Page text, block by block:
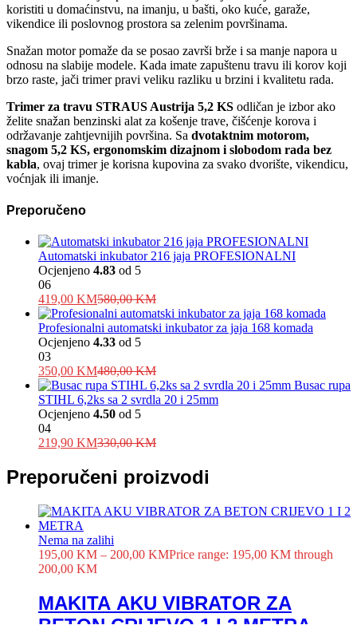
koristiti u domaćinstvu, na imanju, u bašti, oko kuće, garaže,
vikendice ili poslovnog prostora sa zelenim površinama.
Snažan motor pomaže da se posao završi brže i sa manje napora u
odnosu na slabije modele. Kada imate zapuštenu travu ili korov koji
brzo raste, jači trimer pravi veliku razliku u brzini i kvalitetu rada.
Trimer za travu STRAUS Austrija 5,2 KS odličan je izbor ako
želite snažan benzinski alat za košenje trave, čišćenje korova i
održavanje zahtjevnijih površina. Sa dvotaktnim motorom,
snagom 5,2 KS, ergonomskim dizajnom i slobodom rada bez
kabla, ovaj trimer je korisna kupovina za svako dvorište, vikendicu,
voćnjak ili imanje.
Preporučeno
Automatski inkubator 216 jaja PROFESIONALNI
Ocjenjeno 4.83 od 5
06
419,00 KM580,00KM
Profesionalni automatski inkubator za jaja 168 komada
Ocjenjeno 4.33 od 5
03
350,00 KM480,00KM
Busac rupa
STIHL 6,2ks sa 2 svrdla 20 i 25mm
Ocjenjeno 4.50 od 5
04
219,90 KM330,00KM
Preporučeni proizvodi
Nema na zalihi
195,00 KM – 200,00 KMPrice range: 195,00 KM through
200,00 KM
MAKITA AKU VIBRATOR ZA